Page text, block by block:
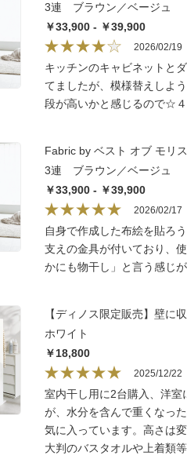
3連 ブラウン／ベージュ
￥33,900 - ￥39,900
2026/02/19
キッチンのキャビネットと
てましたが、模様替えしよ
段が高いかと感じるので☆４
Fabric by ベスト オブ モリ
3連 ブラウン／ベージュ
￥33,900 - ￥39,900
2026/02/17
自身で作成した布絵を貼ろ
支えの金具が付いており、
かにも物干し」と言う感じ
【ディノス限定販売】壁に
ホワイト
￥18,800
2025/12/22
室内干し用に2台購入、洋
が、水分を含んで重くなっ
気に入っています。高さは
大判のバスタオルや上着類